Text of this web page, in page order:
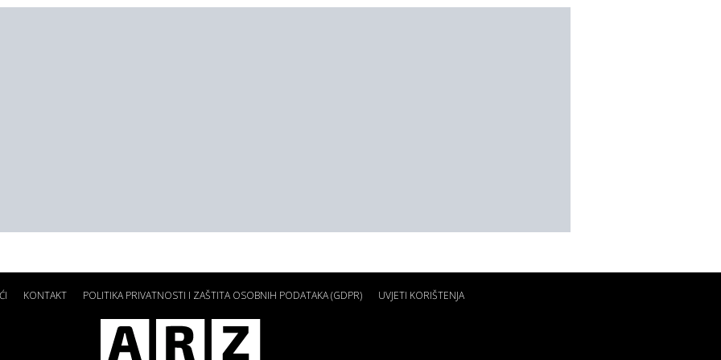
KONTAKT POLITIKA PRIVATNOSTI I ZAŠTITA OSOBNIH PODATAKA (GDPR) UVJETI KORIŠTENJA